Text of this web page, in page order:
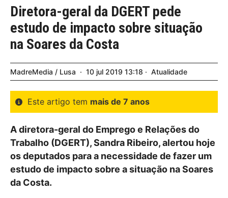
Diretora-geral da DGERT pede
estudo de impacto sobre situação
na Soares da Costa
MadreMedia / Lusa 10 jul 2019 13:18 Atualidade
Este artigo tem mais de 7 anos
A diretora-geral do Emprego e Relações do
Trabalho (DGERT), Sandra Ribeiro, alertou hoje
os deputados para a necessidade de fazer um
estudo de impacto sobre a situação na Soares
da Costa.